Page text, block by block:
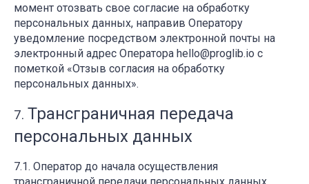
момент отозвать свое согласие на обработку
персональных данных, направив Оператору
уведомление посредством электронной почты на
электронный адрес Оператора hello@proglib.io с
пометкой «Отзыв согласия на обработку
персональных данных».
Трансграничная передача
персональных данных
Оператор до начала осуществления